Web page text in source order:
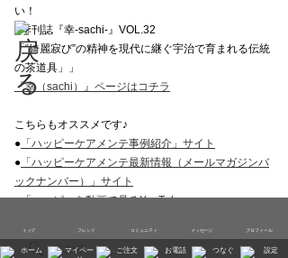
トップ フレンド コミュニティ メッセージ プロフィール
い！
■季刊誌『幸-sachi-』VOL.32
「“綺麗寂び”の精神を現代に継ぐ宇治で育まれる伝統
の茶道具」」
『幸（sachi）』ページはコチラ
こちらもオススメです♪
● 「ハッピーケアメンテ事例紹介」サイト
● 「ハッピーケアメンテ最新情報（メールマガジンバ
ックナンバー）」サイト
●「ハッピーを動画で見るYouTube」
さがす